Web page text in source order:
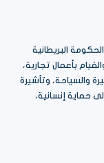
البريطانية
بأعمال تجارية،
والسياحة، وتأشيرة
حماية إنسانية،